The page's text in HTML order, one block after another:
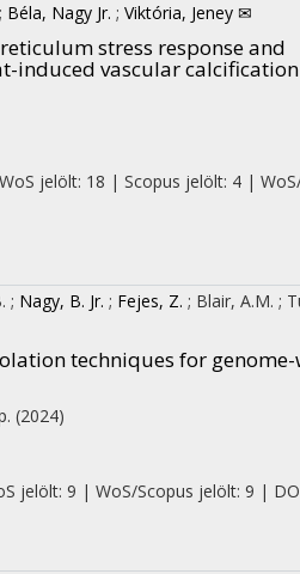
; Béla, Nagy Jr. ; Viktória, Jeney ✉
stress response and
induced vascular calcification
jelölt: 18 | Scopus jelölt: 4 |
; Nagy, B. Jr. ; Fejes, Z. ; Blair, A.M. ;
techniques for
(2024)
jelölt: 9 | WoS/Scopus jelölt: 9 |